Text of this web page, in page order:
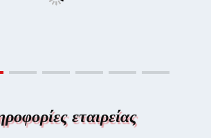
εταιρείας